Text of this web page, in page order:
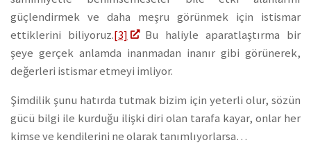
güçlendirmek ve daha meşru görünmek için istismar
ettiklerini biliyoruz.[3]
Bu haliyle aparatlaştırma bir
şeye gerçek anlamda inanmadan inanır gibi görünerek,
değerleri istismar etmeyi imliyor.
Şimdilik şunu hatırda tutmak bizim için yeterli olur, sözün
gücü bilgi ile kurduğu ilişki diri olan tarafa kayar, onlar her
kimse ve kendilerini ne olarak tanımlıyorlarsa…